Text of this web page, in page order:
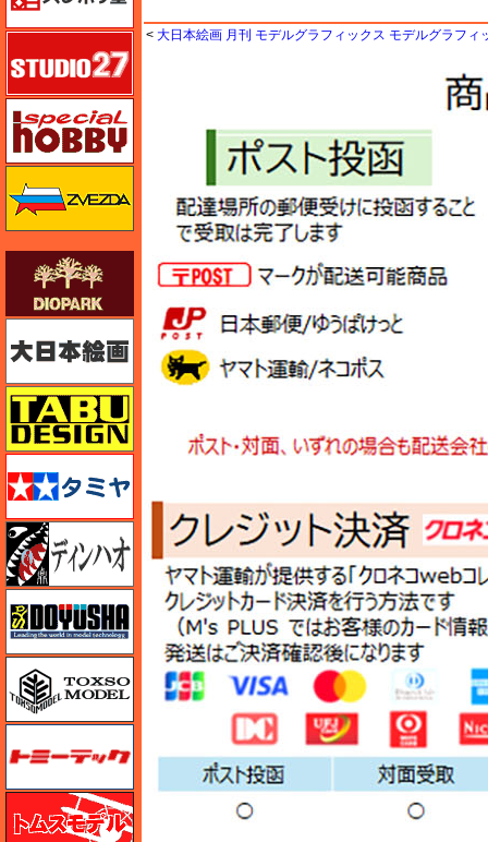
< 大日本絵画 月刊 モデルグラフィックス モデルグラフ
スタジオ27・タブデザイン
ズベズダ（Zvezda）
ダイオパーク（diopark）
大日本絵画
ディン・ハオ
童友社
トキソモデル（toxso_model）